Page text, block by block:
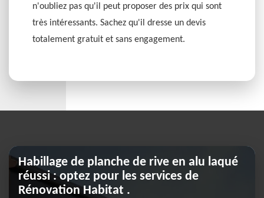
n'oubliez pas qu'il peut proposer des prix qui sont
très intéressants. Sachez qu'il dresse un devis
totalement gratuit et sans engagement.
Habillage de planche de rive en alu laqué
réussi : optez pour les services de
Rénovation Habitat .